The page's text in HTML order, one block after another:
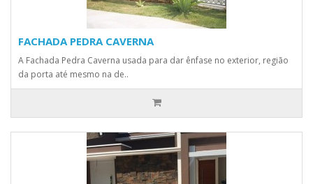
FACHADA PEDRA CAVERNA
A Fachada Pedra Caverna usada para dar ênfase no exterior, região
da porta até mesmo na de..